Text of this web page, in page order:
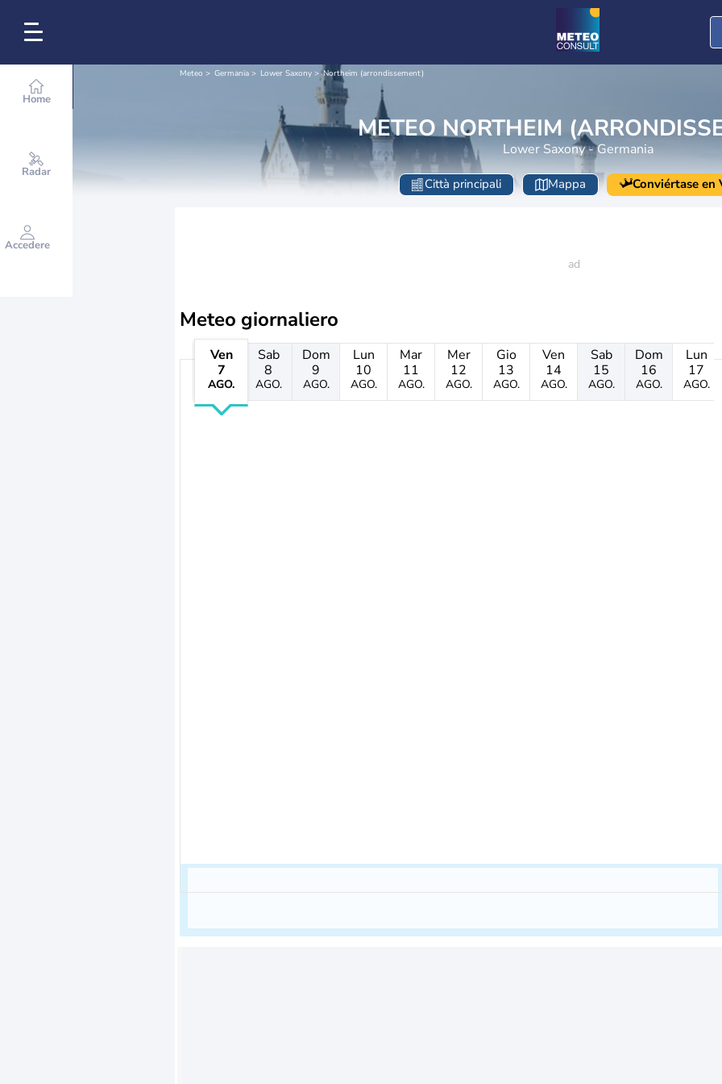
Home
Radar
Accedere
Meteo Germania Lower Saxony Northeim (arrondissement)
METEO NORTHEIM
Lower Saxony - Germania
Città principali Mappa Conviértase en
Meteo giornaliero
Ven
7
AGO.
Sab
8
AGO.
Dom
9
AGO.
Lun
10
AGO.
Mar
11
AGO.
Mer
12
AGO.
Gio
13
AGO.
Ven
14
AGO.
Sab
15
AGO.
Dom
16
AGO.
Lun
17
AGO.